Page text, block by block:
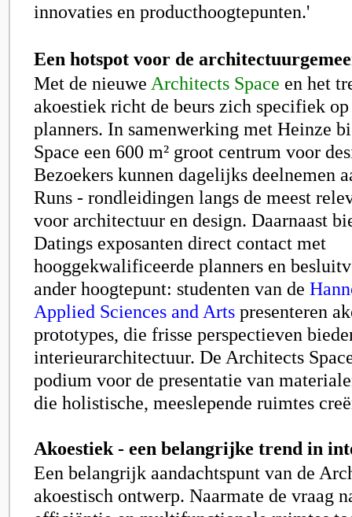
innovaties en producthoogtepunten.'
Een hotspot voor de
Met de nieuwe Architects Space en het
akoestiek richt de beurs zich specifiek
planners. In samenwerking met Heinze
Space een 600 m² groot centrum voor
Bezoekers kunnen dagelijks deelnemen
Runs - rondleidingen langs de meest
voor architectuur en design. Daarnaast
Datings exposanten direct contact met
hooggekwalificeerde planners en
ander hoogtepunt: studenten van de
Applied Sciences and Arts presenteren
prototypes, die frisse perspectieven
interieurarchitectuur. De Architects
podium voor de presentatie van
die holistische, meeslepende ruimtes
Akoestiek - een belangrijke trend in
Een belangrijk aandachtspunt van de
akoestisch ontwerp. Naarmate de vraag